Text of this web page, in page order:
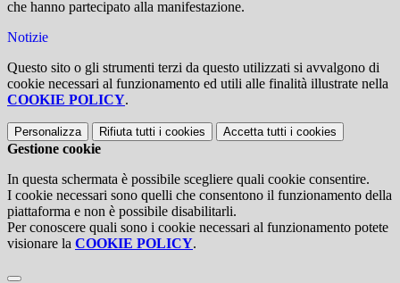
che hanno partecipato alla manifestazione.
Notizie
Questo sito o gli strumenti terzi da questo utilizzati si avvalgono di
cookie necessari al funzionamento ed utili alle finalità illustrate nella
COOKIE POLICY.
Personalizza Rifiuta tutti i cookies Accetta tutti i cookies
Gestione cookie
In questa schermata è possibile scegliere quali cookie consentire.
I cookie necessari sono quelli che consentono il funzionamento della
piattaforma e non è possibile disabilitarli.
Per conoscere quali sono i cookie necessari al funzionamento potete
visionare la COOKIE POLICY.